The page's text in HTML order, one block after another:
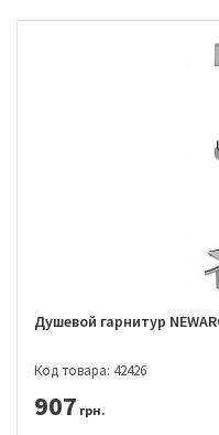
Душевой гарнитур
Код товара: 42426
907 грн.